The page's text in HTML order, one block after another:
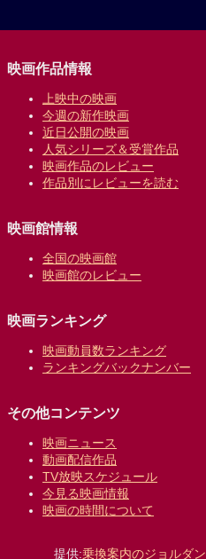
映画作品情報
上映中の映画
今週の新作映画
近日公開の映画
人気シリーズ＆受賞作品
映画作品のレビュー
作品別にレビューを読む
映画館情報
全国の映画館
映画館のレビュー
映画ランキング
映画動員数ランキング
ランキングバックナンバー
その他コンテンツ
映画ニュース
動画配信作品
TV放映スケジュール
今見る映画情報
映画の時間について
提供:乗換案内のジョルダン